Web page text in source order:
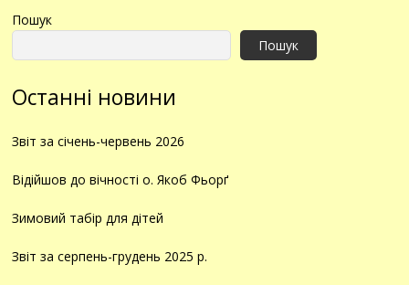
Пошук
Пошук
Останні новини
Звіт за січень-червень 2026
Відійшов до вічності о. Якоб Фьорґ
Зимовий табір для дітей
Звіт за серпень-грудень 2025 р.